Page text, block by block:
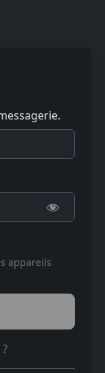
appareils